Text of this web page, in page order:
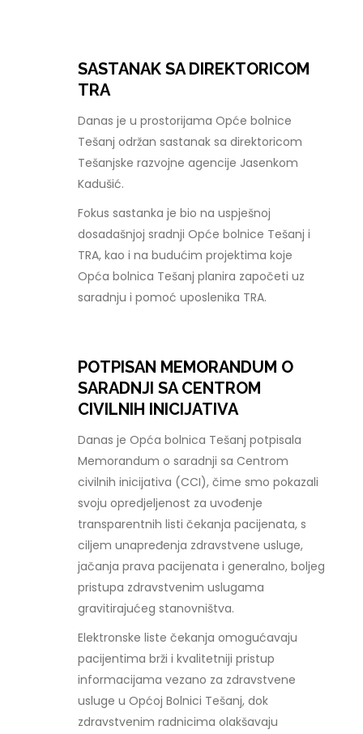
SASTANAK SA DIREKTORICOM
TRA
Danas je u prostorijama Opće bolnice
Tešanj održan sastanak sa direktoricom
Tešanjske razvojne agencije Jasenkom
Kadušić.
Fokus sastanka je bio na uspješnoj
dosadašnjoj sradnji Opće bolnice Tešanj i
TRA, kao i na budućim projektima koje
Opća bolnica Tešanj planira započeti uz
saradnju i pomoć uposlenika TRA.
POTPISAN MEMORANDUM O
SARADNJI SA CENTROM
CIVILNIH INICIJATIVA
Danas je Opća bolnica Tešanj potpisala
Memorandum o saradnji sa Centrom
civilnih inicijativa (CCI), čime smo pokazali
svoju opredjeljenost za uvođenje
transparentnih listi čekanja pacijenata, s
ciljem unapređenja zdravstvene usluge,
jačanja prava pacijenata i generalno, boljeg
pristupa zdravstvenim uslugama
gravitirajućeg stanovništva.
Elektronske liste čekanja omogućavaju
pacijentima brži i kvalitetniji pristup
informacijama vezano za zdravstvene
usluge u Općoj Bolnici Tešanj, dok
zdravstvenim radnicima olakšavaju